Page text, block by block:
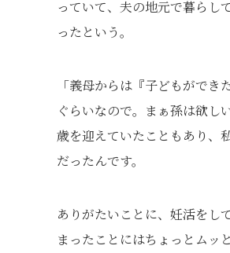
っていて、夫の地元で暮らし
ったという。
「義母からは『子どもがで
ぐらいなので。まぁ孫は欲し
歳を迎えていたこともあり、
だったんです。
ありがたいことに、妊活をし
まったことにはちょっとムッ